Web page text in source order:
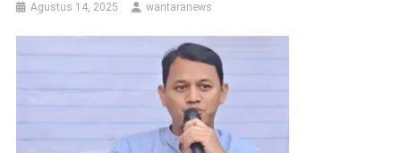
Agustus 14, 2025 wantaranews